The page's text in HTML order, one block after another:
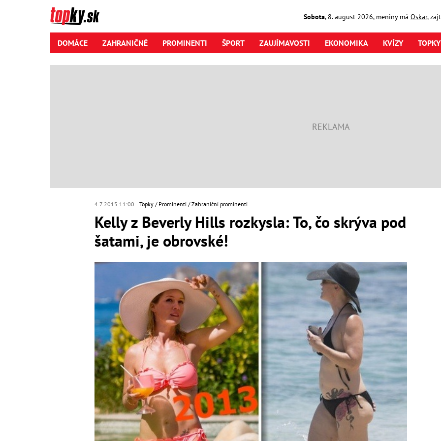
Sobota, 8. august2026, meniny má Oskar,
DOMÁCE ZAHRANIČNÉ PROMINENTI ŠPORT ZAUJÍMAVOSTI EKONOMIKA KVÍZY
4.7.2015 11:00 Topky Prominenti Zahraniční prominenti
Kelly z Beverly Hills rozkysla: To, čo skrýva pod
šatami, je obrovské!